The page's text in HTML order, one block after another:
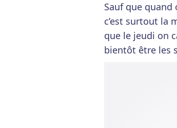
Sauf que
c’est surtout la
que le jeudi on
bientôt être les